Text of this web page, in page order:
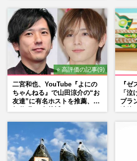
⭐ 高評価の記事(9)
二宮和也、YouTube『よにの
ちゃんねる』で山田涼介の“お
友達”に有名ホストを推薦、歌
『
「泣
プラ